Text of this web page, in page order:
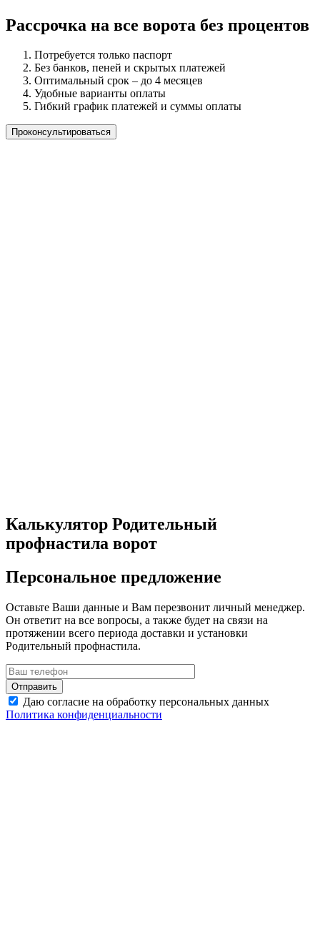
Рассрочка на все ворота без процентов
Потребуется только паспорт
Без банков, пеней и скрытых платежей
Оптимальный срок – до 4 месяцев
Удобные варианты оплаты
Гибкий график платежей и суммы оплаты
Проконсультироваться
Калькулятор Родительный
профнастила ворот
Персональное предложение
Оставьте Ваши данные и Вам перезвонит личный менеджер.
Он ответит на все вопросы, а также будет на связи на
протяжении всего периода доставки и установки
Родительный профнастила.
Даю согласие на обработку персональных данных
Политика конфиденциальности